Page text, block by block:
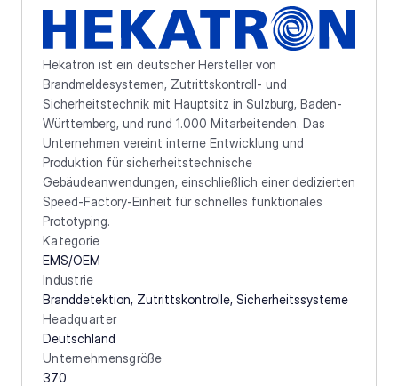
Hekatron ist ein deutscher Hersteller von
Brandmeldesystemen, Zutrittskontroll- und
Sicherheitstechnik mit Hauptsitz in Sulzburg, Baden-
Württemberg, und rund 1.000 Mitarbeitenden. Das
Unternehmen vereint interne Entwicklung und
Produktion für sicherheitstechnische
Gebäudeanwendungen, einschließlich einer dedizierten
Speed-Factory-Einheit für schnelles funktionales
Prototyping.
Kategorie
EMS/OEM
Industrie
Branddetektion, Zutrittskontrolle, Sicherheitssysteme
Headquarter
Deutschland
Unternehmensgröße
370